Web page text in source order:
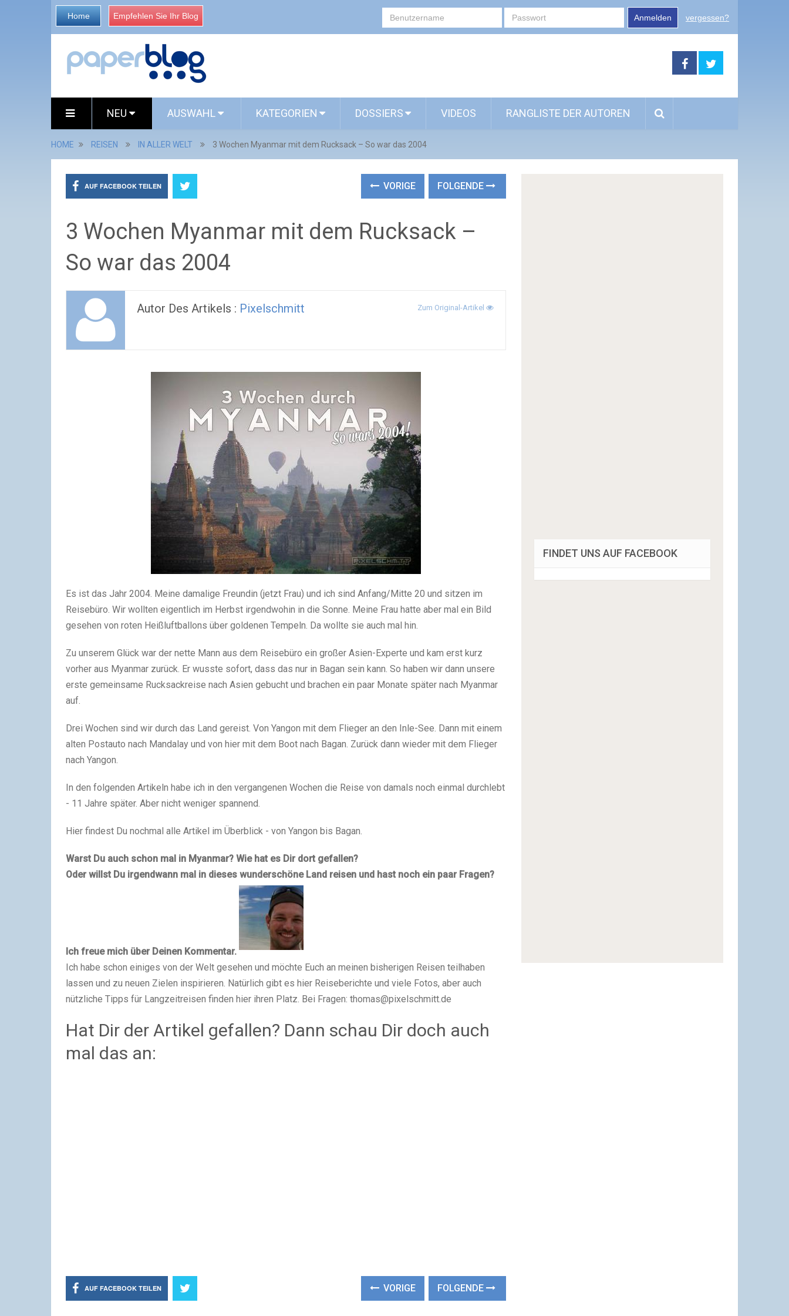
Home Empfehlen Sie Ihr Blog Anmelden vergessen?
NEU AUSWAHL KATEGORIEN DOSSIERS VIDEOS RANGLISTE DER AUTOREN
HOME REISEN IN ALLER WELT 3 Wochen Myanmar mit dem Rucksack – So war das 2004
AUF FACEBOOK TEILEN VORIGE FOLGENDE
3 Wochen Myanmar mit dem Rucksack –
So war das 2004
Autor Des Artikels : Pixelschmitt Zum Original-Artikel
Es ist das Jahr 2004. Meine damalige Freundin (jetzt Frau) und ich sind Anfang/Mitte 20 und sitzen im
Reisebüro. Wir wollten eigentlich im Herbst irgendwohin in die Sonne. Meine Frau hatte aber mal ein Bild
gesehen von roten Heißluftballons über goldenen Tempeln. Da wollte sie auch mal hin.
Zu unserem Glück war der nette Mann aus dem Reisebüro ein großer Asien-Experte und kam erst kurz
vorher aus Myanmar zurück. Er wusste sofort, dass das nur in Bagan sein kann. So haben wir dann unsere
erste gemeinsame Rucksackreise nach Asien gebucht und brachen ein paar Monate später nach Myanmar
auf.
Drei Wochen sind wir durch das Land gereist. Von Yangon mit dem Flieger an den Inle-See. Dann mit einem
alten Postauto nach Mandalay und von hier mit dem Boot nach Bagan. Zurück dann wieder mit dem Flieger
nach Yangon.
In den folgenden Artikeln habe ich in den vergangenen Wochen die Reise von damals noch einmal durchlebt
- 11 Jahre später. Aber nicht weniger spannend.
Hier findest Du nochmal alle Artikel im Überblick - von Yangon bis Bagan.
Warst Du auch schon mal in Myanmar? Wie hat es Dir dort gefallen?
Oder willst Du irgendwann mal in dieses wunderschöne Land reisen und hast noch ein paar Fragen?
Ich freue mich über Deinen Kommentar.
Ich habe schon einiges von der Welt gesehen und möchte Euch an meinen bisherigen Reisen teilhaben
lassen und zu neuen Zielen inspirieren. Natürlich gibt es hier Reiseberichte und viele Fotos, aber auch
nützliche Tipps für Langzeitreisen finden hier ihren Platz. Bei Fragen: thomas@pixelschmitt.de
Hat Dir der Artikel gefallen? Dann schau Dir doch auch
mal das an:
AUF FACEBOOK TEILEN VORIGE FOLGENDE
FINDET UNS AUF FACEBOOK